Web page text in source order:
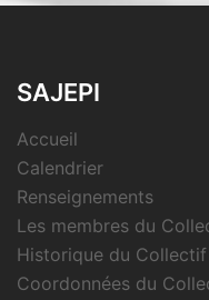
SAJEPI
Accueil
Calendrier
Renseignements
Les membres du
Historique du Collectif
Coordonnées du